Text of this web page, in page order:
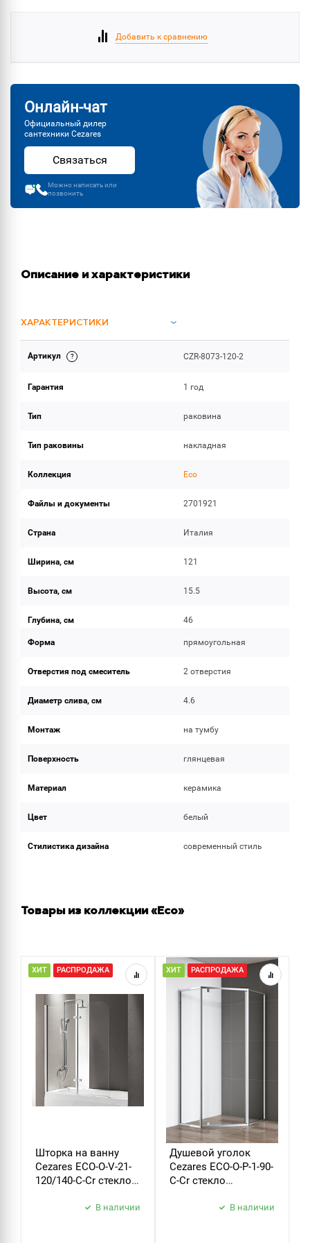
Добавить к сравнению
Онлайн-чат
Официальный дилер
сантехники Cezares
Связаться
Можно написать или
позвонить
Описание и характеристики
ХАРАКТЕРИСТИКИ
ИНСТРУКЦИИ И ДОКУМЕНТАЦИЯ
Артикул CZR-8073-120-2
Гарантия 1 год
Тип раковина
Тип раковины накладная
Коллекция Eco
Файлы и документы 2701921
Страна Италия
Ширина, см 121
Высота, см 15.5
Глубина, см 46
Форма прямоугольная
Отверстия под смеситель 2 отверстия
Диаметр слива, см 4.6
Монтаж на тумбу
Поверхность глянцевая
Материал керамика
Цвет белый
Стилистика дизайна современный стиль
Товары из коллекции «Eco»
ХИТ РАСПРОДАЖА
Шторка на ванну
Cezares ECO-O-V-21-
120/140-C-Cr стекло
В наличии
ХИТ РАСПРОДАЖА
Душевой уголок
Cezares ECO-O-P-1-90-
C-Cr стекло
В наличии